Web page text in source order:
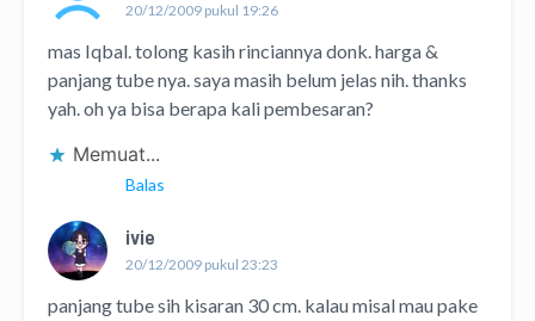
20/12/2009 pukul 19:26
mas Iqbal. tolong kasih rinciannya donk. harga &
panjang tube nya. saya masih belum jelas nih. thanks
yah. oh ya bisa berapa kali pembesaran?
Memuat...
Balas
ivie
20/12/2009 pukul 23:23
panjang tube sih kisaran 30 cm. kalau misal mau pake